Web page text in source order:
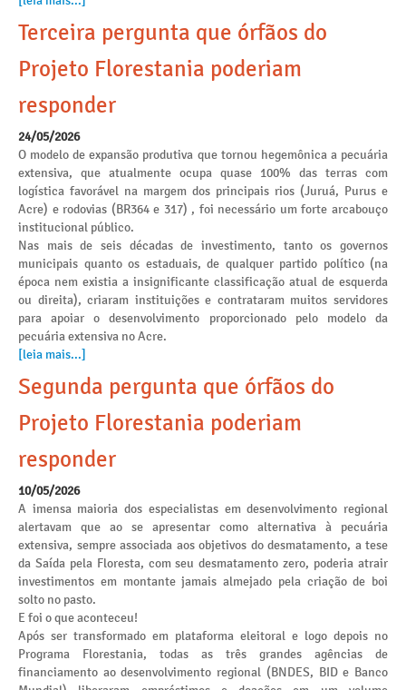
Terceira pergunta que órfãos do
Projeto Florestania poderiam
responder
24/05/2026
O modelo de expansão produtiva que tornou hegemônica a pecuária
extensiva, que atualmente ocupa quase 100% das terras com
logística favorável na margem dos principais rios (Juruá, Purus e
Acre) e rodovias (BR364 e 317) , foi necessário um forte arcabouço
institucional público.
Nas mais de seis décadas de investimento, tanto os governos
municipais quanto os estaduais, de qualquer partido político (na
época nem existia a insignificante classificação atual de esquerda
ou direita), criaram instituições e contrataram muitos servidores
para apoiar o desenvolvimento proporcionado pelo modelo da
pecuária extensiva no Acre.
[leia mais...]
Segunda pergunta que órfãos do
Projeto Florestania poderiam
responder
10/05/2026
A imensa maioria dos especialistas em desenvolvimento regional
alertavam que ao se apresentar como alternativa à pecuária
extensiva, sempre associada aos objetivos do desmatamento, a tese
da Saída pela Floresta, com seu desmatamento zero, poderia atrair
investimentos em montante jamais almejado pela criação de boi
solto no pasto.
E foi o que aconteceu!
Após ser transformado em plataforma eleitoral e logo depois no
Programa Florestania, todas as três grandes agências de
financiamento ao desenvolvimento regional (BNDES, BID e Banco